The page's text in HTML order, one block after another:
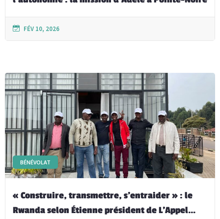
FÉV 10, 2026
BÉNÉVOLAT
« Construire, transmettre, s’entraider » : le
Rwanda selon Étienne président de L’Appel